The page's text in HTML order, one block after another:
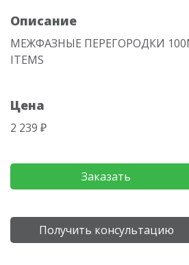
Описание
МЕЖФАЗНЫЕ ПЕРЕГОРОДКИ
ITEMS
Цена
2 239 ₽
Заказать
Получить консультацию